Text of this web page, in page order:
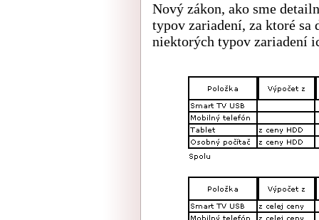
Nový zákon, ako sme
typov zariadení, za ktoré sa
niektorých typov zariadení